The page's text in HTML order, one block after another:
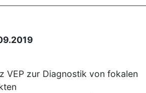
VEP zur Diagnostik von fokalen